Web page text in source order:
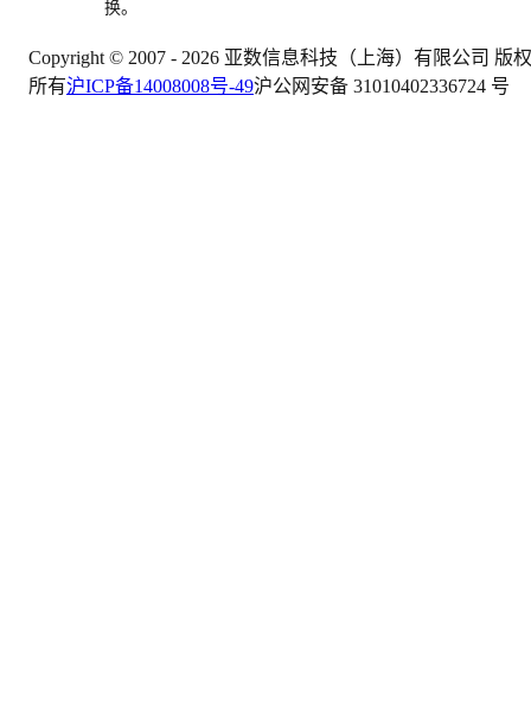
换。
Copyright © 2007 - 2026 亚数信息科技（上海）有限公司 版权
所有沪ICP备14008008号-49沪公网安备 31010402336724 号